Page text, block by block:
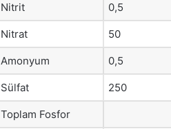
Nitrit 0,5
Nitrat 50
Amonyum 0,5
Sülfat 250
Toplam Fosfor